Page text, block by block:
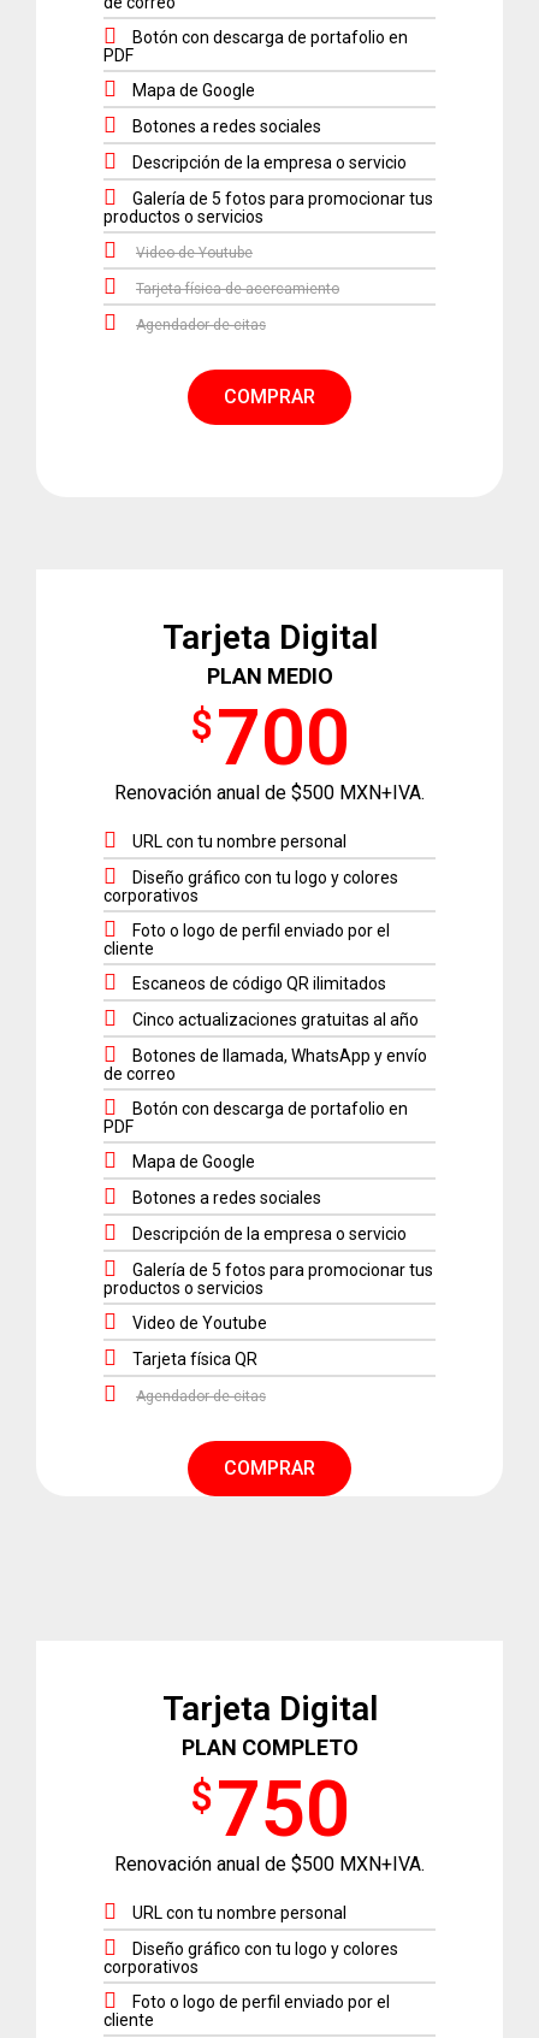
Botón con descarga de portafolio en
PDF
Mapa de Google
Botones a redes sociales
Descripción de la empresa o servicio
Galería de 5 fotos para promocionar tus
productos o servicios
Video de Youtube
Tarjeta física de acercamiento
Agendador de citas
COMPRAR
Tarjeta Digital
PLAN MEDIO
$700
Renovación anual de $500 MXN+IVA.
URL con tu nombre personal
Diseño gráfico con tu logo y colores
corporativos
Foto o logo de perfil enviado por el
cliente
Escaneos de código QR ilimitados
Cinco actualizaciones gratuitas al año
Botones de llamada, WhatsApp y envío
de correo
Botón con descarga de portafolio en
PDF
Mapa de Google
Botones a redes sociales
Descripción de la empresa o servicio
Galería de 5 fotos para promocionar tus
productos o servicios
Video de Youtube
Tarjeta física QR
Agendador de citas
COMPRAR
Tarjeta Digital
PLAN COMPLETO
$750
Renovación anual de $500 MXN+IVA.
URL con tu nombre personal
Diseño gráfico con tu logo y colores
corporativos
Foto o logo de perfil enviado por el
cliente